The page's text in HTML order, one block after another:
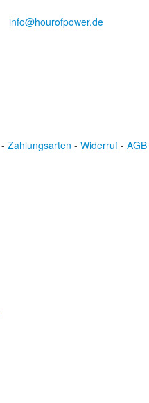
info@hourofpower.de
- Zahlungsarten - Widerruf - AGB